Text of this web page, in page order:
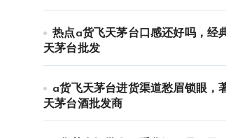
热点a货飞天茅台口感还好吗，经
天茅台批发
a货飞天茅台进货渠道愁眉锁眼，
天茅台酒批发商